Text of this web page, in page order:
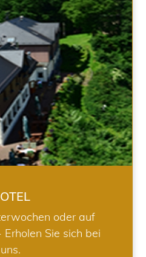
oder auf
Sie sich bei
uns.